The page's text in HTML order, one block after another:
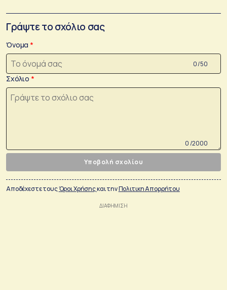
Γράψτε το σχόλιο σας
Όνομα
0 /50
Σχόλιο
0 /2000
Υποβολή σχολίου
Αποδέχεστε τουςΌροι Χρήσηςκαι τηνΠολιτικη Απορρήτου